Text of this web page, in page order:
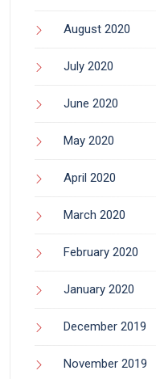
August 2020
July 2020
June 2020
May 2020
April 2020
March 2020
February 2020
January 2020
December 2019
November 2019